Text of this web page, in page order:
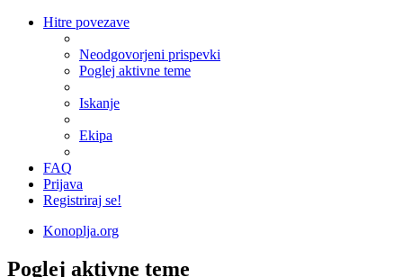
Hitre povezave
Neodgovorjeni prispevki
Poglej aktivne teme
Iskanje
Ekipa
FAQ
Prijava
Registriraj se!
Konoplja.org
Poglej aktivne teme